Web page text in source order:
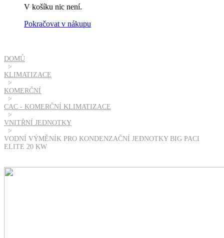
V košíku nic není.
Pokračovat v nákupu
DOMŮ
KLIMATIZACE
KOMERČNÍ
CAC - KOMERČNÍ KLIMATIZACE
VNITŘNÍ JEDNOTKY
VODNÍ VÝMĚNÍK PRO KONDENZAČNÍ JEDNOTKY BIG PACI
ELITE 20 KW